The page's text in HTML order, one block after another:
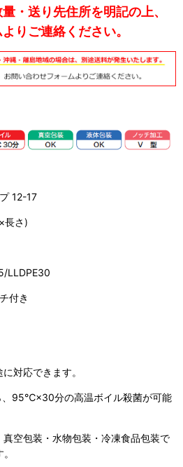
・送り先住所を明記の上、
りご連絡ください。
12-17
長さ)
LLDPE30
付き
対応できます。
95℃×30分の高温ボイル殺菌が可能
空包装・水物包装・冷凍食品包装で